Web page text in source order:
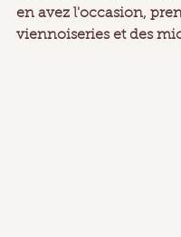
en avez l'occasion,
viennoiseries et des